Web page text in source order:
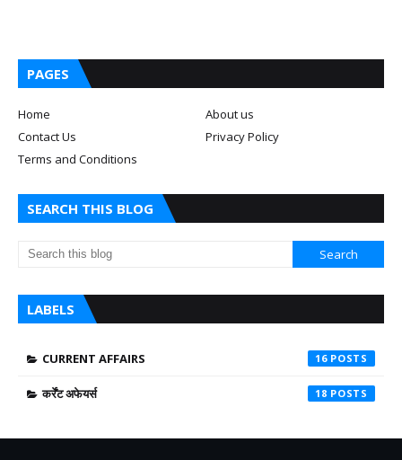
PAGES
Home
About us
Contact Us
Privacy Policy
Terms and Conditions
SEARCH THIS BLOG
LABELS
CURRENT AFFAIRS 16
कर्रेंट अफेयर्स 18